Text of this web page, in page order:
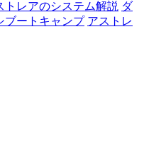
トレアのシステム解説 ダ
ブートキャンプ アストレ